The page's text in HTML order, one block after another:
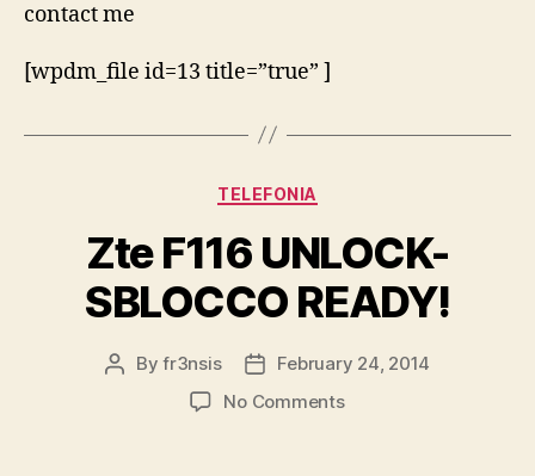
contact me
[wpdm_file id=13 title=”true” ]
Categories
TELEFONIA
Zte F116 UNLOCK-
SBLOCCO READY!
PostByfr3nsis
Post
date
February 24, 2014
No Commentson